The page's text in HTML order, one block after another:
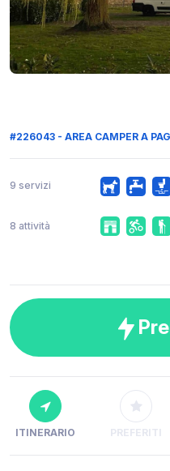
#226043 - AREA CAMPER A
9 servizi
8 attività
ITINERARIO PREFERITI